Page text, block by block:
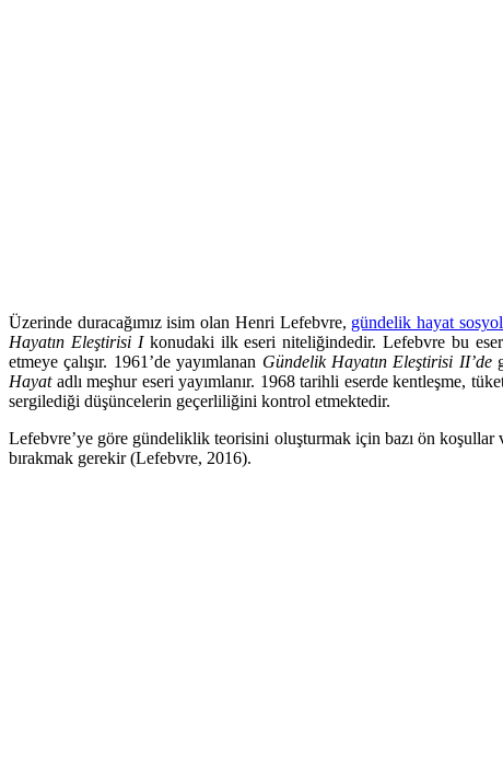
Üzerinde duracağımız isim olan Henri Lefebvre, gündelik hayat
Hayatın Eleştirisi I konudaki ilk eseri niteliğindedir. Lefebvre bu
etmeye çalışır. 1961’de yayımlanan Gündelik Hayatın Eleştirisi II’de
Hayat adlı meşhur eseri yayımlanır. 1968 tarihli eserde kentleşme,
sergilediği düşüncelerin geçerliliğini kontrol etmektedir.
Lefebvre’ye göre gündeliklik teorisini oluşturmak için bazı ön koşullar
bırakmak gerekir (Lefebvre, 2016).